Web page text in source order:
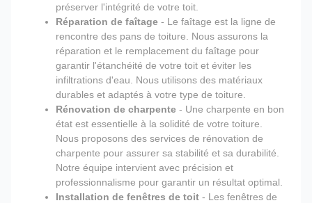
préserver l'intégrité de votre toit.
Réparation de faîtage - Le faîtage est la ligne de
rencontre des pans de toiture. Nous assurons la
réparation et le remplacement du faîtage pour
garantir l'étanchéité de votre toit et éviter les
infiltrations d'eau. Nous utilisons des matériaux
durables et adaptés à votre type de toiture.
Rénovation de charpente - Une charpente en bon
état est essentielle à la solidité de votre toiture.
Nous proposons des services de rénovation de
charpente pour assurer sa stabilité et sa durabilité.
Notre équipe intervient avec précision et
professionnalisme pour garantir un résultat optimal.
Installation de fenêtres de toit - Les fenêtres de